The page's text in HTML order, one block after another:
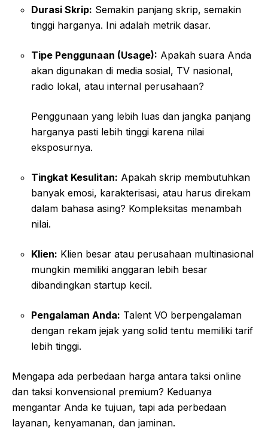
Durasi Skrip: Semakin panjang skrip, semakin
tinggi harganya. Ini adalah metrik dasar.
Tipe Penggunaan (Usage): Apakah suara Anda
akan digunakan di media sosial, TV nasional,
radio lokal, atau internal perusahaan?
Penggunaan yang lebih luas dan jangka panjang
harganya pasti lebih tinggi karena nilai
eksposurnya.
Tingkat Kesulitan: Apakah skrip membutuhkan
banyak emosi, karakterisasi, atau harus direkam
dalam bahasa asing? Kompleksitas menambah
nilai.
Klien: Klien besar atau perusahaan multinasional
mungkin memiliki anggaran lebih besar
dibandingkan startup kecil.
Pengalaman Anda: Talent VO berpengalaman
dengan rekam jejak yang solid tentu memiliki tarif
lebih tinggi.
Mengapa ada perbedaan harga antara taksi online
dan taksi konvensional premium? Keduanya
mengantar Anda ke tujuan, tapi ada perbedaan
layanan, kenyamanan, dan jaminan.